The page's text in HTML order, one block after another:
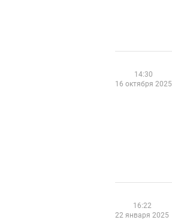
14:30
16 октября 2025
16:22
22 января 2025